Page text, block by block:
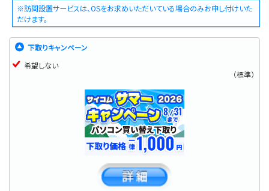
※訪問設置サービスは、OSをお求めいただいている場合のみお申し付けいた
だけます。
下取りキャンペーン
希望しない
（標準）